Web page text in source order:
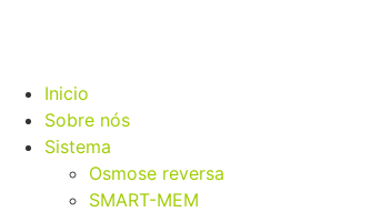
Inicio
Sobre nós
Sistema
Osmose reversa
SMART-MEM